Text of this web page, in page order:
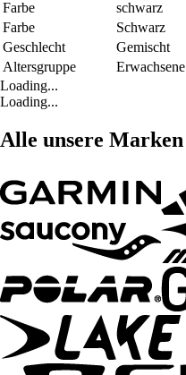
Farbe
schwarz
Farbe
Schwarz
Geschlecht
Gemischt
Altersgruppe
Erwachsene
Loading...
Loading...
Alle unsere Marken